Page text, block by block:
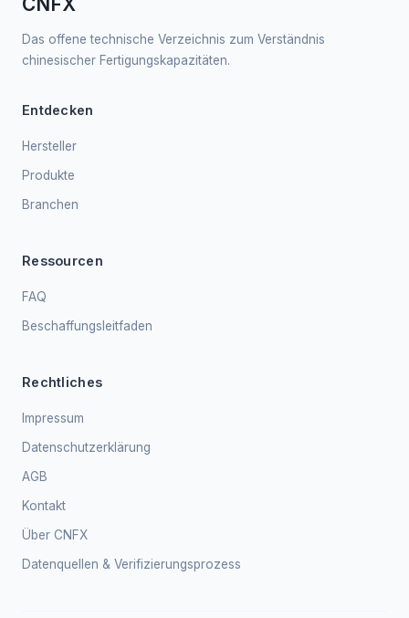
Das offene technische Verzeichnis zum Verständnis
chinesischer Fertigungskapazitäten.
Entdecken
Hersteller
Produkte
Branchen
Ressourcen
FAQ
Beschaffungsleitfaden
Rechtliches
Impressum
Datenschutzerklärung
AGB
Kontakt
Über CNFX
Datenquellen & Verifizierungsprozess